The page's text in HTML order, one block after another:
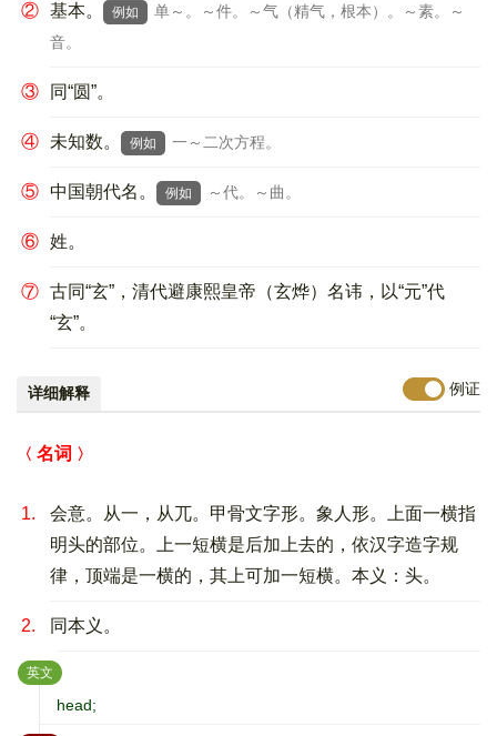
② 基本。 例如
单～。～件。～气（精气，根本）。～素。～
音。
③ 同“圆”。
④ 未知数。 例如 一～二次方程。
⑤ 中国朝代名。 例如 ～代。～曲。
⑥ 姓。
⑦ 古同“玄”，清代避康熙皇帝（玄烨）名讳，以“元”代
“玄”。
详细解释 例证
名词
1.
会意。从一，从兀。甲骨文字形。象人形。上面一横指
明头的部位。上一短横是后加上去的，依汉字造字规
律，顶端是一横的，其上可加一短横。本义：头。
2. 同本义。
英文 ：
head;